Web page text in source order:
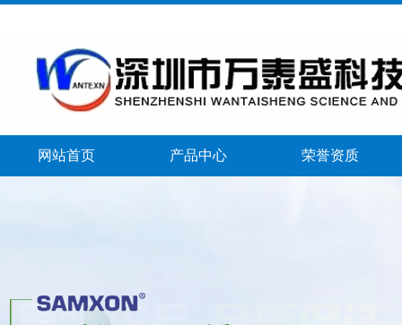
网站首页 产品中心 荣誉资质